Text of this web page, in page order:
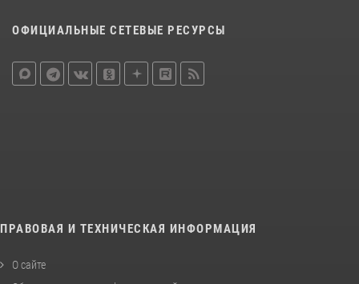
ОФИЦИАЛЬНЫЕ СЕТЕВЫЕ РЕСУРСЫ
ПРАВОВАЯ И ТЕХНИЧЕСКАЯ ИНФОРМАЦИЯ
О сайте